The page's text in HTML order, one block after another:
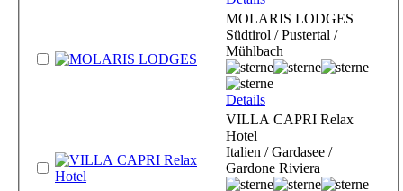
MOLARIS LODGES
Südtirol / Pustertal /
Mühlbach
Details
VILLA CAPRI Relax
Hotel
Italien / Gardasee /
Gardone Riviera